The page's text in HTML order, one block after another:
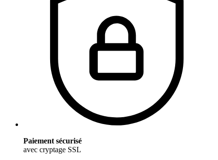
Paiement sécurisé
avec cryptage SSL